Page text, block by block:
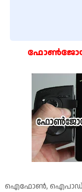
ഫോൺജോയി
ഐഫോൺ, ഐപാഡ്,